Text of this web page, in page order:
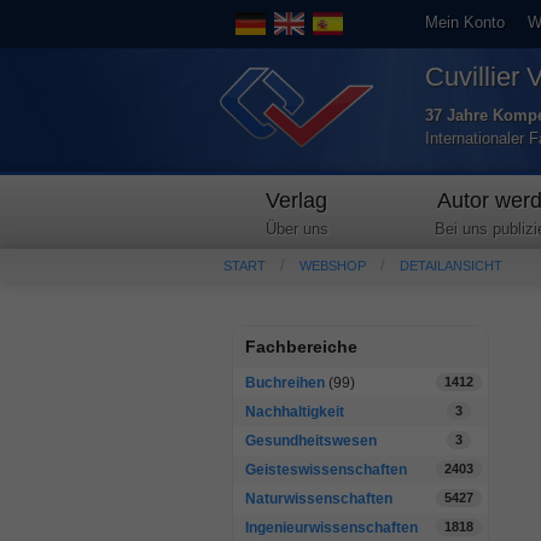
Mein Konto
Cuvillier
37 Jahre
Internationaler
Verlag
Über uns
Autor
Bei uns
START WEBSHOP DETAILANSICHT
Fachbereiche
Buchreihen (99) 1412
Nachhaltigkeit 3
Gesundheitswesen 3
Geisteswissenschaften 2403
Naturwissenschaften 5427
Ingenieurwissenschaften 1818